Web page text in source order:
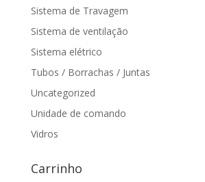
Sistema de Travagem
Sistema de ventilação
Sistema elétrico
Tubos / Borrachas / Juntas
Uncategorized
Unidade de comando
Vidros
Carrinho